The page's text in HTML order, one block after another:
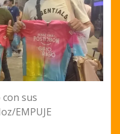
sus
EMPUJE